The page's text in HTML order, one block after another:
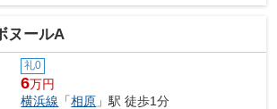
ヌールA
礼0
6万円
横浜線 「相原 」駅 徒歩1分